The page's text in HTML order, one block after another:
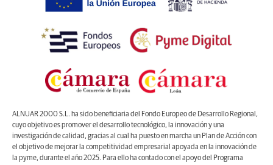
ALNUAR 2000 S.L. ha sido beneficiaria del Fondo Europeo de Desarrollo Regional,
cuyo objetivo es promover el desarrollo tecnológico, la innovación y una
investigación de calidad, gracias al cual ha puesto en marcha un Plan de Acción con
el objetivo de mejorar la competitividad empresarial apoyada en la innovación de
la pyme, durante el año 2025. Para ello ha contado con el apoyo del Programa